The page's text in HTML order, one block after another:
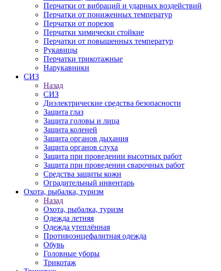
Перчатки от вибраций и ударных воздействий
Перчатки от пониженных температур
Перчатки от порезов
Перчатки химически стойкие
Перчатки от повышенных температур
Рукавицы
Перчатки трикотажные
Нарукавники
СИЗ
Назад
СИЗ
Диэлектрические средства безопасности
Защита глаз
Защита головы и лица
Защита коленей
Защита органов дыхания
Защита органов слуха
Защита при проведении высотных работ
Защита при проведении сварочных работ
Средства защиты кожи
Оградительный инвентарь
Охота, рыбалка, туризм
Назад
Охота, рыбалка, туризм
Одежда летняя
Одежда утеплённая
Противоэнцефалитная одежда
Обувь
Головные уборы
Трикотаж